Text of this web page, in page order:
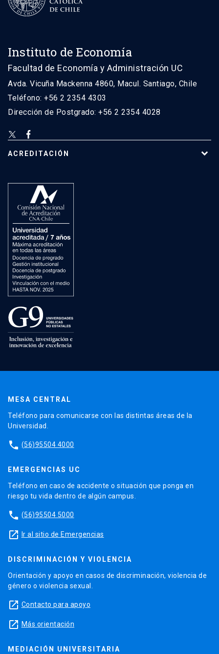
Instituto de Economía
Facultad de Economía y Administración UC
Avda. Vicuña Mackenna 4860, Macul. Santiago, Chile
Teléfono: +56 2 2354 4303
Dirección de Postgrado: +56 2 2354 4028
ACREDITACIÓN
MESA CENTRAL
Teléfono para comunicarse con las distintas áreas de la
Universidad.
phone (56)95504 4000
EMERGENCIAS UC
Teléfono en caso de accidente o situación que ponga en
riesgo tu vida dentro de algún campus.
phone (56)95504 5000
launch Ir al sitio de Emergencias
DISCRIMINACIÓN Y VIOLENCIA
Orientación y apoyo en casos de discriminación, violencia de
género o violencia sexual.
launch Contacto para apoyo
launch Más orientación
MEDIACIÓN UNIVERSITARIA